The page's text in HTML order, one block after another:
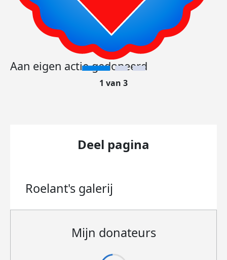
Aan eigen actie gedoneerd
1 van 3
Deel pagina
Roelant's galerij
Mijn donateurs